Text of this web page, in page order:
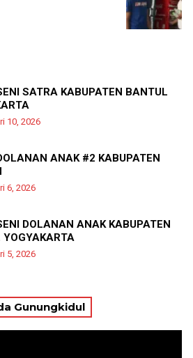
SATRA KABUPATEN BANTUL
10, 2026
ANAK #2 KABUPATEN
6, 2026
DOLANAN ANAK KABUPATEN
5, 2026
Gunungkidul